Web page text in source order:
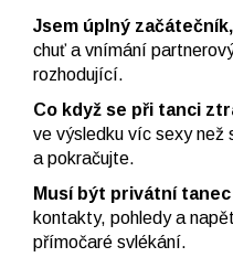
Jsem úplný
chuť a vnímání
rozhodující.
Co když se při tanci
ve výsledku víc sexy než
a pokračujte.
Musí být privátní
kontakty, pohledy a
přímočaré svlékání.